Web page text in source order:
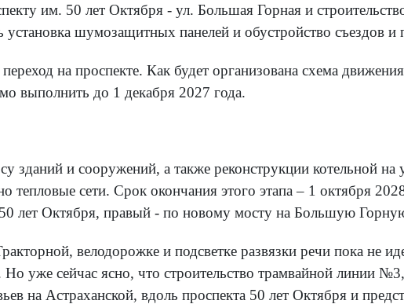
им. 50 лет Октября - ул. Большая Горная и
установка шумозащитных панелей и обустройство съездов и
на проспекте. Как будет организована схема
выполнить до 1 декабря 2027 года.
зданий и сооружений, а также реконструкции котельной на
тепловые сети. Срок окончания этого этапа – 1 октября
50 лет Октября, правый - по новому мосту на Большую
велодорожке и подсветке развязки речи пока не
уже сейчас ясно, что строительство трамвайной линии
на Астраханской, вдоль проспекта 50 лет Октября и